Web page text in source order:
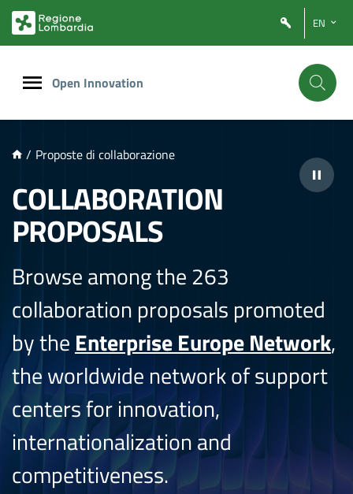
PRINCIPALE
EN
Open Innovation
/ Proposte di collaborazione
COLLABORATION
PROPOSALS
Browse among the 263
collaboration proposals promoted
by the Enterprise Europe Network,
the worldwide network of support
centers for innovation,
internationalization and
competitiveness.